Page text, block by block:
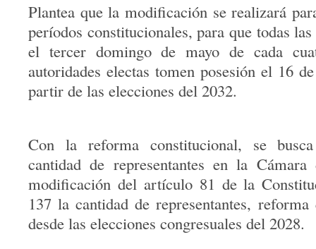
Plantea que la modificación se realizará
períodos constitucionales, para que todas
el tercer domingo de mayo de cada
autoridades electas tomen posesión el 16
partir de las elecciones del 2032.
Con la reforma constitucional, se
cantidad de representantes en la
modificación del artículo 81 de la
137 la cantidad de representantes,
desde las elecciones congresuales del 2028.